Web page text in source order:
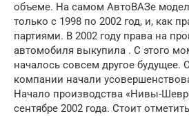
объеме. На самом АвтоВАЗе
только с 1998 по 2002 год, и, как
партиями. В 2002 году права на
автомобиля выкупила . С этого
началось совсем другое будущее.
компании начали
Начало производства «Нивы-
сентябре 2002 года. Стоит